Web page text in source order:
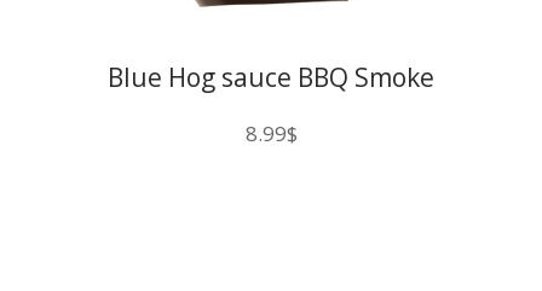
Blue Hog sauce BBQ Smoke
8.99$